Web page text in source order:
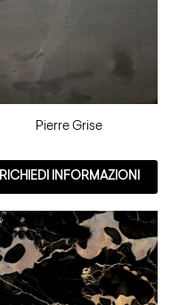
Pierre Grise
RICHIEDI INFORMAZIONI